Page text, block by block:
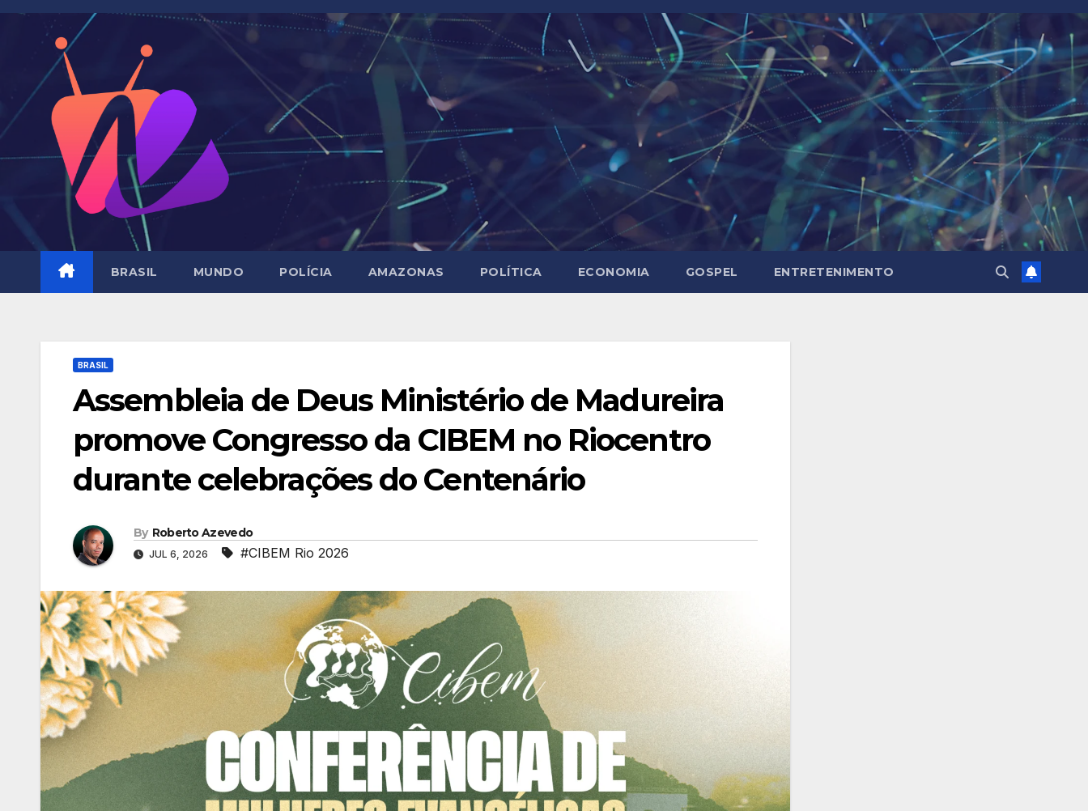
Skip
BRASIL MUNDO POLÍCIA AMAZONAS POLÍTICA ECONOMIA GOSPEL ENTRETENIMENTO
BRASIL
Assembleia de Deus Ministério de Madureira
promove Congresso da CIBEM no Riocentro
durante celebrações do Centenário
By Roberto Azevedo
JUL 6, 2026 #CIBEM Rio 2026